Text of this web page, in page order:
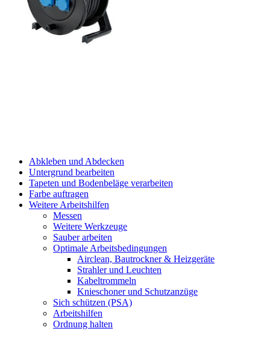
Abkleben und Abdecken
Untergrund bearbeiten
Tapeten und Bodenbeläge verarbeiten
Farbe auftragen
Weitere Arbeitshilfen
Messen
Weitere Werkzeuge
Sauber arbeiten
Optimale Arbeitsbedingungen
Airclean, Bautrockner & Heizgeräte
Strahler und Leuchten
Kabeltrommeln
Knieschoner und Schutzanzüge
Sich schützen (PSA)
Arbeitshilfen
Ordnung halten